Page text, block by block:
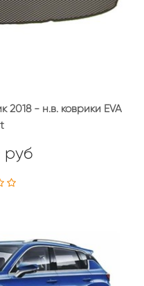
- н.в. коврики EVA
руб